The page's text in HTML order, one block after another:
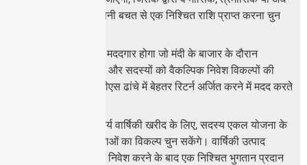
वार्षिक आधार पर अपनी बचत से एक निश्चित राशि प्राप्त करना चुन
यह उन लोगों के लिए मददगार होगा जो मंदी के बाजार के दौरान
सेवानिवृत्त हो जाते हैं, और सदस्यों को वैकल्पिक निवेश विकल्पों की
तलाश के बजाय एनपीएस ढांचे में बेहतर रिटर्न अर्जित करने में मदद करते
इसके अलावा, अनिवार्य वार्षिकी खरीद के लिए, सदस्य एकल योजना के
बजाय मिश्रित योजनाओं का विकल्प चुन सकेंगे। वार्षिकी उत्पाद
निवेशकों को एकमुश्त निवेश करने के बाद एक निश्चित भुगतान प्रदान